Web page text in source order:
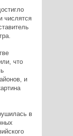
числятся
что
и
в